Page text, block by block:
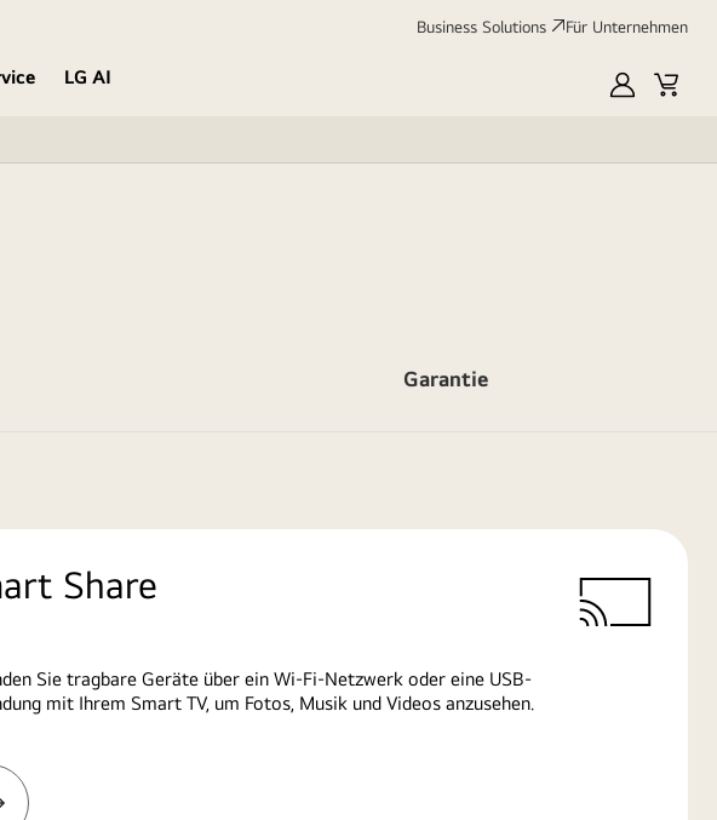
Business Solutions Für Unternehmen
LG AI
MyLGCart
Garantie
Share
Sie tragbare Geräte über ein Wi-Fi-Netzwerk oder eine USB-
mit Ihrem Smart TV, um Fotos, Musik und Videos anzusehen.
Weitere